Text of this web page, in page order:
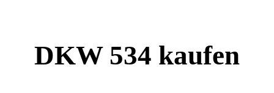
DKW 534 kaufen